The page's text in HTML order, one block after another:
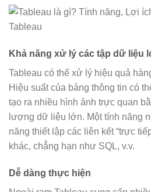
Khả năng xử lý các tập dữ liệu
Tableau có thể xử lý hiệu quả
Hiệu suất của bảng thông tin có
tạo ra nhiều hình ảnh trực quan
lượng dữ liệu lớn. Một tính năng
năng thiết lập các liên kết “trực
khác, chẳng hạn như SQL, v.v.
Dễ dàng thực hiện